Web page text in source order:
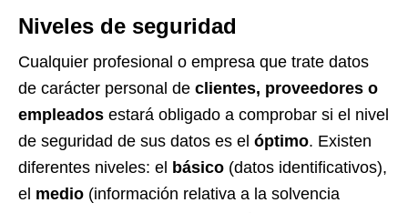
Niveles de seguridad
Cualquier profesional o empresa que trate datos
de carácter personal de clientes, proveedores o
empleados estará obligado a comprobar si el nivel
de seguridad de sus datos es el óptimo. Existen
diferentes niveles: el básico (datos identificativos),
el medio (información relativa a la solvencia